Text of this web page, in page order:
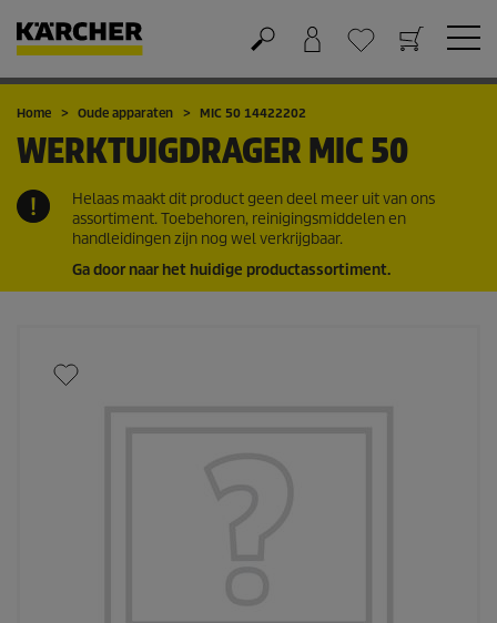
Winkelwagen
Wensenlijstje
Home Oude apparaten MIC 50 14422202
WERKTUIGDRAGER MIC 50
Helaas maakt dit product geen deel meer uit van ons
assortiment. Toebehoren, reinigingsmiddelen en
handleidingen zijn nog wel verkrijgbaar.
Ga door naar het huidige productassortiment.